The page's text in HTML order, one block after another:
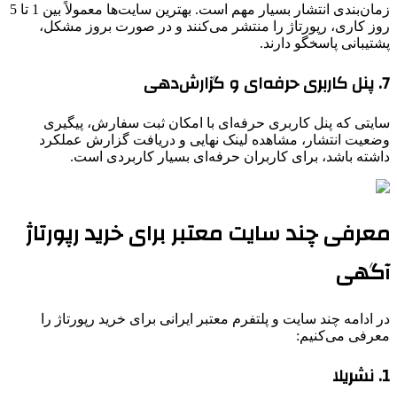
زمان‌بندی انتشار بسیار مهم است. بهترین سایت‌ها معمولاً بین 1 تا 5
روز کاری، رپورتاژ را منتشر می‌کنند و در صورت بروز مشکل،
پشتیبانی پاسخگو دارند.
7. پنل کاربری حرفه‌ای و گزارش‌دهی
سایتی که پنل کاربری حرفه‌ای با امکان ثبت سفارش، پیگیری
وضعیت انتشار، مشاهده لینک نهایی و دریافت گزارش عملکرد
داشته باشد، برای کاربران حرفه‌ای بسیار کاربردی است.
معرفی چند سایت معتبر برای خرید رپورتاژ
آگهی
در ادامه چند سایت و پلتفرم معتبر ایرانی برای خرید رپورتاژ را
معرفی می‌کنیم:
1. نشریلا